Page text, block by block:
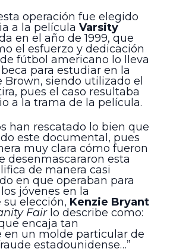
operación fue elegido
a la película Varsity
en el año de 1999, que
el esfuerzo y dedicación
fútbol americano lo lleva
para estudiar en la
Brown, siendo utilizado el
pues el caso resultaba
a la trama de la película.
han rescatado lo bien que
este documental, pues
muy clara cómo fueron
desenmascararon esta
de manera casi
en que operaban para
jóvenes en la
elección, Kenzie Bryant
Fairlo describe como:
encaja tan
en un molde particular de
estadounidense…”